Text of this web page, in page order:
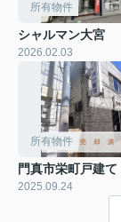
所有物件
シャルマン大宮
2026.02.03
所有物件
門真市栄町戸建て
2025.09.24